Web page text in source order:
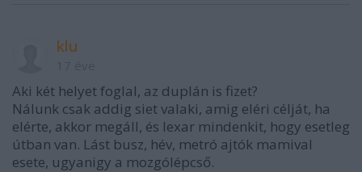
klu
Aki két helyet foglal, az duplán is fizet?
Nálunk csak addig siet valaki, amig eléri célját, ha
elérte, akkor megáll, és lexar mindenkit, hogy esetleg
útban van. Lást busz, hév, metró ajtók mamival
esete, ugyanigy a mozgólépcső.